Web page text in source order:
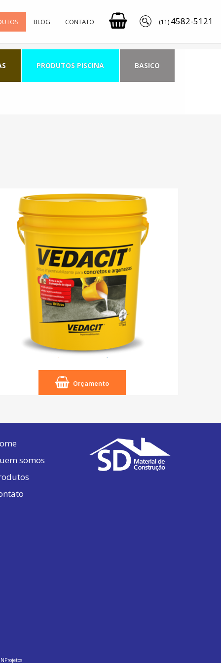
BLOG CONTATO (11) 4582-5121
PRODUTOS PISCINA BASICO
Orçamento
somos
NProjetos